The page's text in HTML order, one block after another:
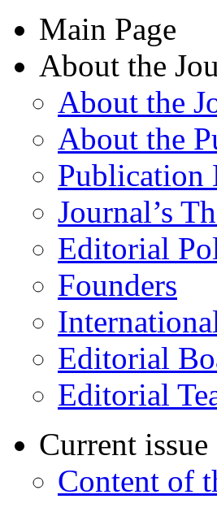
Main Page
About the
About the
About the
Publication
Journal’s
Editorial
Founders
Editorial
Editorial
Current issue
Content of